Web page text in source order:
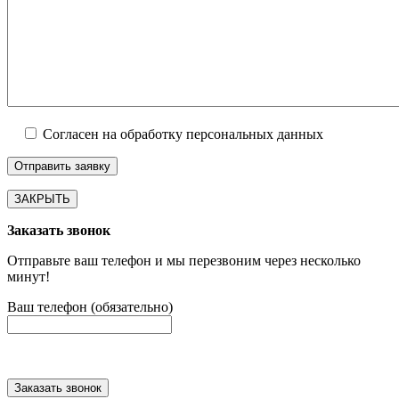
Согласен на обработку персональных данных
ЗАКРЫТЬ
Заказать звонок
Отправьте ваш телефон и мы перезвоним через несколько
минут!
Ваш телефон (обязательно)
Заказать звонок